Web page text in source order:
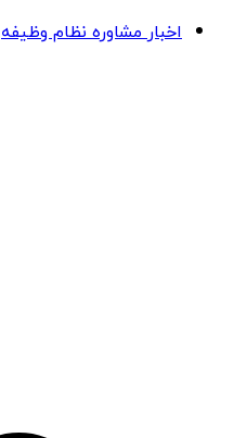
اخبار مشاوره نظام وظیفه